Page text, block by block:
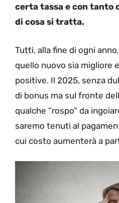
certa tassa e con tanto
di cosa si tratta.
Tutti, alla fine di ogni
quello nuovo sia migliore
positive. Il 2025, senza
di bonus ma sul fronte
qualche “rospo” da
saremo tenuti al
cui costo aumenterà a